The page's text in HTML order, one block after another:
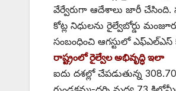
వేర్వేరుగా ఆదేశాలు జారీ చేసింది.
కోట్ల నిధులను రైల్వేబోర్డు
సంబంధించి ఆగస్టులో ఎఫ్‌ఎల్‌ఎస్‌
రాష్ట్రంలో రైల్వేల అభివృద్ధి ఇలా
ఐదు దశల్లో చేపడుతున్న